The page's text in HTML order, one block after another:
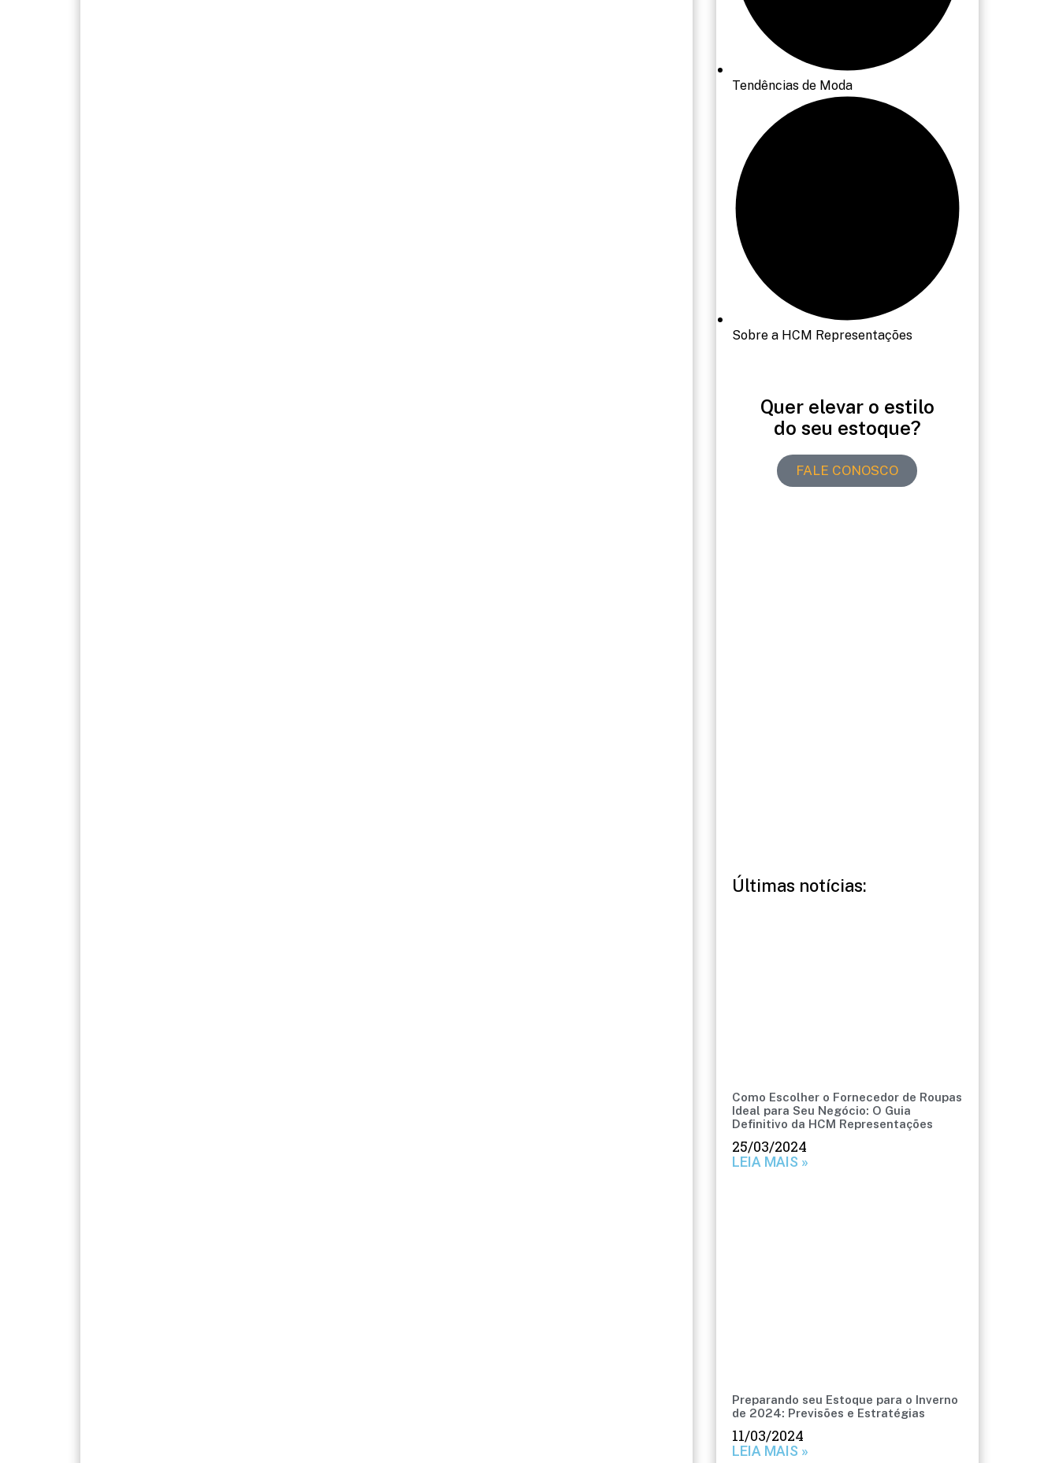
Tendências de Moda
Sobre a HCM Representações
Quer elevar o estilo
do seu estoque?
FALE CONOSCO
Últimas notícias:
Como Escolher o Fornecedor de Roupas
Ideal para Seu Negócio: O Guia
Definitivo da HCM Representações
25/03/2024
LEIA MAIS »
Preparando seu Estoque para o Inverno
de 2024: Previsões e Estratégias
11/03/2024
LEIA MAIS »